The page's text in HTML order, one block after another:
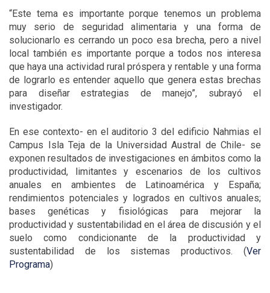
“Este tema es importante porque tenemos un problema
muy serio de seguridad alimentaria y una forma de
solucionarlo es cerrando un poco esa brecha, pero a nivel
local también es importante porque a todos nos interesa
que haya una actividad rural próspera y rentable y una forma
de lograrlo es entender aquello que genera estas brechas
para diseñar estrategias de manejo”, subrayó el
investigador.
En ese contexto- en el auditorio 3 del edificio Nahmias el
Campus Isla Teja de la Universidad Austral de Chile- se
exponen resultados de investigaciones en ámbitos como la
productividad, limitantes y escenarios de los cultivos
anuales en ambientes de Latinoamérica y España;
rendimientos potenciales y logrados en cultivos anuales;
bases genéticas y fisiológicas para mejorar la
productividad y sustentabilidad en el área de discusión y el
suelo como condicionante de la productividad y
sustentabilidad de los sistemas productivos. (Ver
Programa)